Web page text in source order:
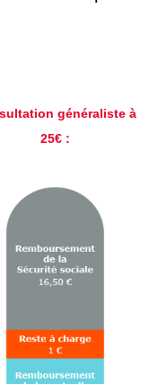
généraliste à
25€ :